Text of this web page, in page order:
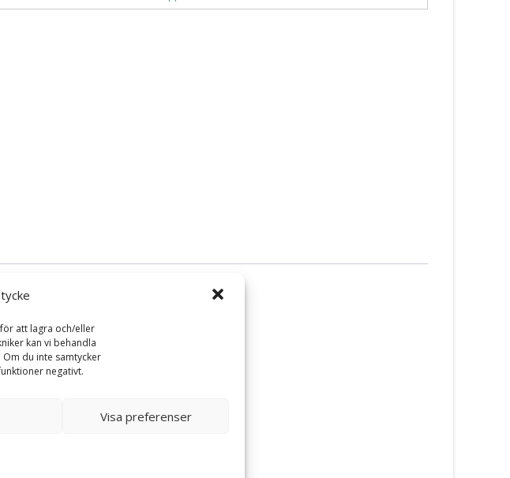
att lagra och/eller
kan vi behandla
du inte samtycker
negativt.
Visa preferenser